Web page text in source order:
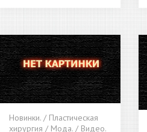
Новинки. / Пластическая
хирургия / Мода. / Видео.